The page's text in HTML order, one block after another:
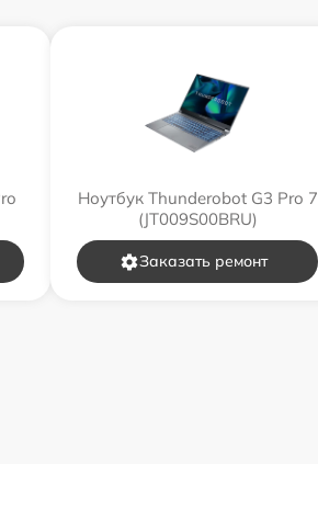
Ноутбук Thunderobot G3 Pro 7
(JT009S00BRU)
Заказать ремонт